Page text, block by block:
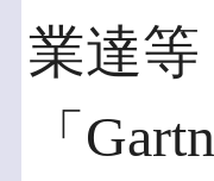
業達等
「